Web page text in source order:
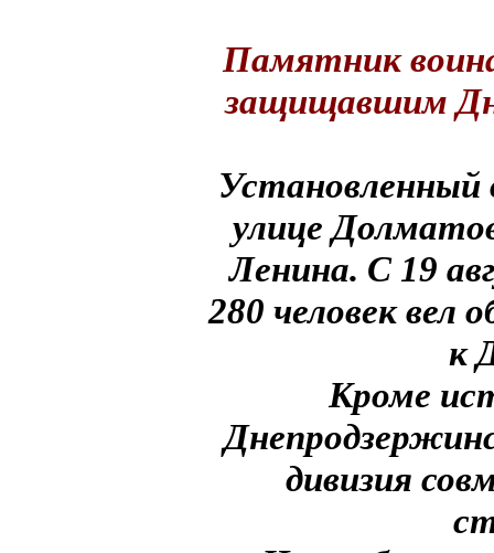
Памятник
защищавшим
Установленный
улице
Ленина. С 19
280 человек вел
к
Кроме
дивизия